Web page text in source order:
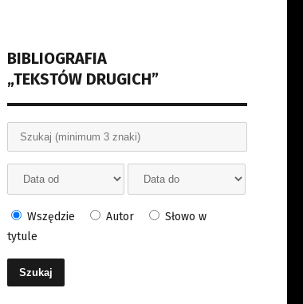
BIBLIOGRAFIA
„TEKSTÓW DRUGICH”
Wszędzie Autor
Słowo w
tytule